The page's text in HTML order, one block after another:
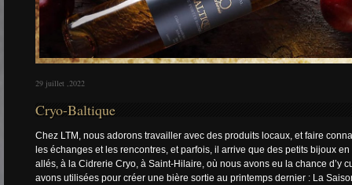
29 juillet ,2022
Cryo-Baltique
Chez LTM, nous adorons travailler avec des produits locaux, et faire
les échanges et les rencontres, et parfois, il arrive que des petits bijoux
allés, à la Cidrerie Cryo, à Saint-Hilaire, où nous avons eu la chance d’y
avons utilisées pour créer une bière sortie au printemps dernier : La